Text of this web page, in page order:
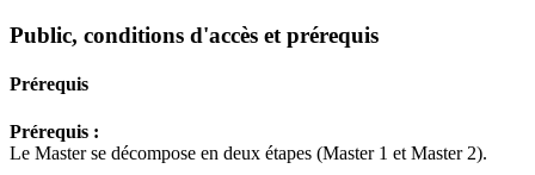
Public, conditions d'accès et prérequis
Prérequis
Prérequis :
Le Master se décompose en deux étapes (Master 1 et Master 2).